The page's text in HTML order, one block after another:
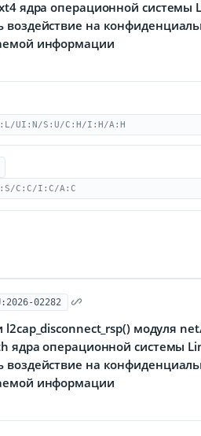
ядра операционной системы
на
информации
UI:N/S:U/C:H/I:H/A:H
C:C/I:C/A:C
02282
модуля
ядра операционной системы
на
информации